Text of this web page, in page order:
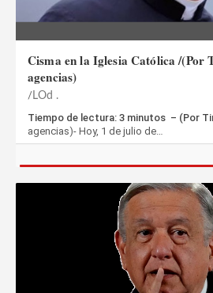
Cisma en la Iglesia Católica /(Por
agencias)
LOd .
Tiempo de lectura: 3 minutos – (Por
agencias)- Hoy, 1 de julio de…